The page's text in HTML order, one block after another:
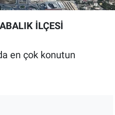
İLÇESİ
en çok konutun